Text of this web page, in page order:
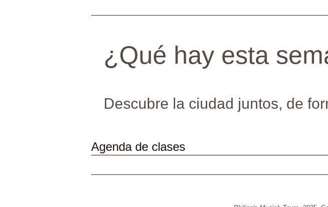
¿Qué hay esta
Descubre la ciudad juntos, de
Agenda de clases